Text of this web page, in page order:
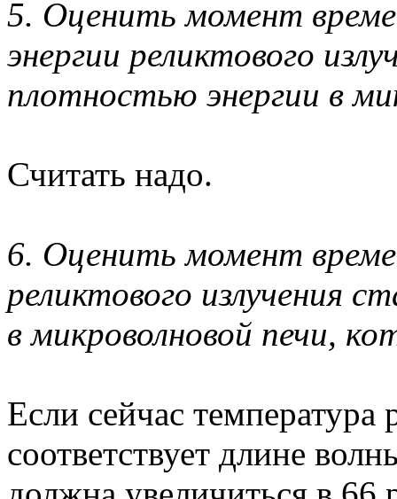
5. Оценить момент
энергии реликтового
плотностью энергии в
Считать надо.
6. Оценить момент
реликтового излучения
в микроволновой печи,
Если сейчас температура
соответствует длине